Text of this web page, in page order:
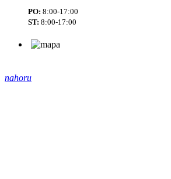
PO: 8:00-17:00
ST: 8:00-17:00
nahoru